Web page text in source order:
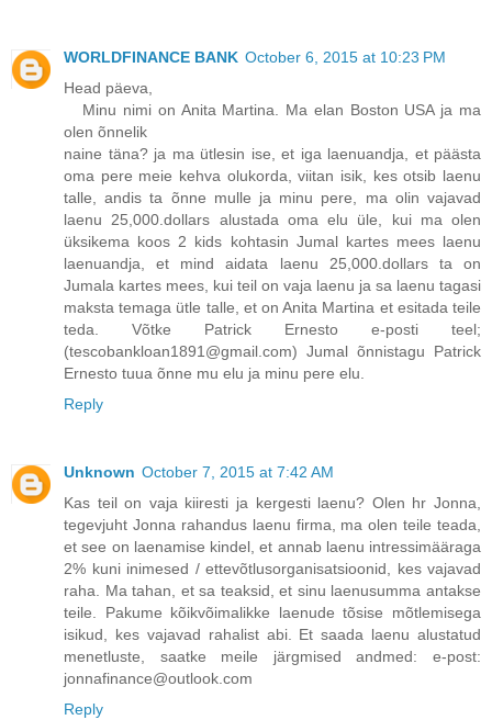
WORLDFINANCE BANK October 6, 2015 at 10:23 PM
Head päeva,
Minu nimi on Anita Martina. Ma elan Boston USA ja ma
olen õnnelik
naine täna? ja ma ütlesin ise, et iga laenuandja, et päästa
oma pere meie kehva olukorda, viitan isik, kes otsib laenu
talle, andis ta õnne mulle ja minu pere, ma olin vajavad
laenu 25,000.dollars alustada oma elu üle, kui ma olen
üksikema koos 2 kids kohtasin Jumal kartes mees laenu
laenuandja, et mind aidata laenu 25,000.dollars ta on
Jumala kartes mees, kui teil on vaja laenu ja sa laenu tagasi
maksta temaga ütle talle, et on Anita Martina et esitada teile
teda. Võtke Patrick Ernesto e-posti teel;
(tescobankloan1891@gmail.com) Jumal õnnistagu Patrick
Ernesto tuua õnne mu elu ja minu pere elu.
Reply
Unknown October 7, 2015 at 7:42 AM
Kas teil on vaja kiiresti ja kergesti laenu? Olen hr Jonna,
tegevjuht Jonna rahandus laenu firma, ma olen teile teada,
et see on laenamise kindel, et annab laenu intressimääraga
2% kuni inimesed / ettevõtlusorganisatsioonid, kes vajavad
raha. Ma tahan, et sa teaksid, et sinu laenusumma antakse
teile. Pakume kõikvõimalikke laenude tõsise mõtlemisega
isikud, kes vajavad rahalist abi. Et saada laenu alustatud
menetluste, saatke meile järgmised andmed: e-post:
jonnafinance@outlook.com
Reply